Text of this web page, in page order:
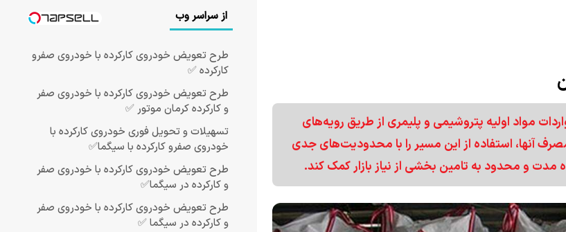
مواد اولیه پتروشیمی و پلیمری از طریق رویه‌های
آنها، استفاده از این مسیر را با محدودیت‌های جدی
و محدود به تامین بخشی از نیاز بازار کمک کند.
از سراسر وب
طرح تعویض خودروی کارکرده با خودروی صفرو
کارکرده ✅
طرح تعویض خودروی کارکرده با خودروی صفر
و کارکرده کرمان موتور ✅
تسهیلات و تحویل فوری خودروی کارکرده با
خودروی صفرو کارکرده با سیگما✅
طرح تعویض خودروی کارکرده با خودروی صفر
و کارکرده در سیگما✅
طرح تعویض خودروی کارکرده با خودروی صفر
و کارکرده در سیگما ✅